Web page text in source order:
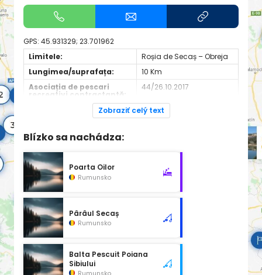
GPS: 45.931329; 23.701962
Limitele:
Roșia de Secaș – Obreja
Lungimea/suprafața:
10 Km
Asociația de pescari
recreativi contractantă:
44/26.10.2017
Site de informații: https://ajvpsab.ro/
Zobraziť celý text
Blízko sa nachádza:
Poarta Oilor
Rumunsko
Pârâul Secaș
Rumunsko
Balta Pescuit Poiana
Sibiului